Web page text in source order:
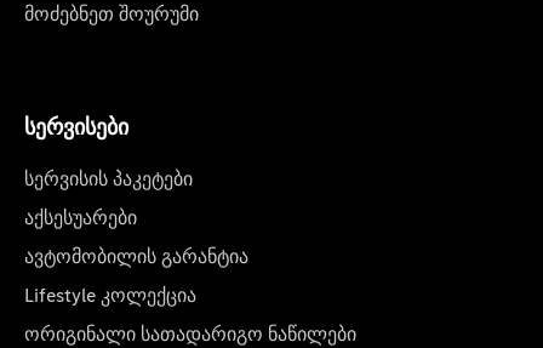
მოძებნეთ შოურუმი
სერვისები
სერვისის პაკეტები
აქსესუარები
ავტომობილის გარანტია
Lifestyle კოლექცია
ორიგინალი სათადარიგო ნაწილები